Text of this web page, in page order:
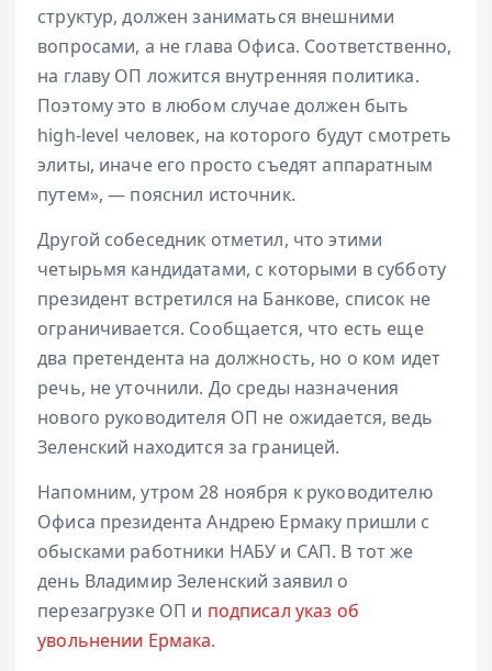
структур, должен заниматься внешними
вопросами, а не глава Офиса. Соответственно,
на главу ОП ложится внутренняя политика.
Поэтому это в любом случае должен быть
high-level человек, на которого будут смотреть
элиты, иначе его просто съедят аппаратным
путем», — пояснил источник.
Другой собеседник отметил, что этими
четырьмя кандидатами, с которыми в субботу
президент встретился на Банкове, список не
ограничивается. Сообщается, что есть еще
два претендента на должность, но о ком идет
речь, не уточнили. До среды назначения
нового руководителя ОП не ожидается, ведь
Зеленский находится за границей.
Напомним, утром 28 ноября к руководителю
Офиса президента Андрею Ермаку пришли с
обысками работники НАБУ и САП. В тот же
день Владимир Зеленский заявил о
перезагрузке ОП и подписал указ об
увольнении Ермака.